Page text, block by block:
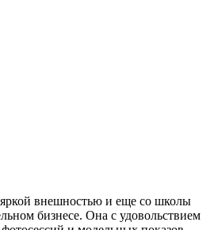
яркой внешностью и еще со школы
бизнесе. Она с удовольствием